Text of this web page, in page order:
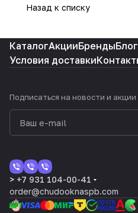
Назад к списку
КаталогАкцииБрендыБлог
Условия доставки
Подписаться на новости и акции
> +7 931 104-00-41
order@chudooknaspb.com